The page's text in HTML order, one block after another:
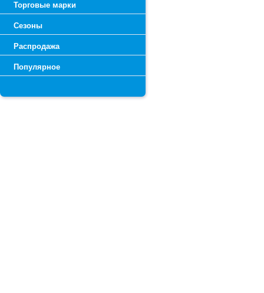
Торговые марки
Сезоны
Распродажа
Популярное